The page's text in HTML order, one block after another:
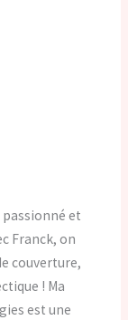
passionné et
Franck, on
couverture,
! Ma
est une